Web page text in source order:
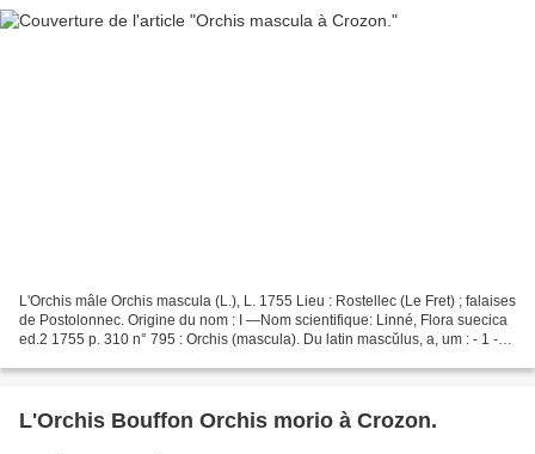
L'Orchis mâle Orchis mascula (L.), L. 1755 Lieu : Rostellec (Le Fret) ; falaises
de Postolonnec. Origine du nom : I —Nom scientifique: Linné, Flora suecica
ed.2 1755 p. 310 n° 795 : Orchis (mascula). Du latin mascŭlus, a, um : - 1 -
L'Orchis Bouffon Orchis morio à Crozon.